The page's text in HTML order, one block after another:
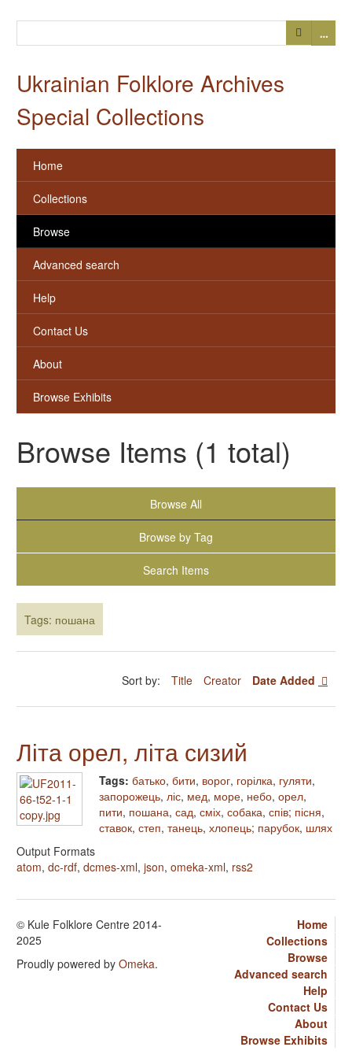
…
Ukrainian Folklore Archives
Special Collections
Home
Collections
Browse
Advanced search
Help
Contact Us
About
Browse Exhibits
Browse Items (1 total)
Browse All
Browse by Tag
Search Items
Tags: пошана
Sort by: Title Creator Date Added
Літа орел, літа сизий
Tags: батько, бити, ворог, горілка, гуляти,
запорожець, ліс, мед, море, небо, орел,
пити, пошана, сад, сміх, собака, спів; пісня,
ставок, степ, танець, хлопець; парубок, шлях
Output Formats
atom, dc-rdf, dcmes-xml, json, omeka-xml, rss2
Home
Collections
Browse
Advanced search
Help
Contact Us
About
Browse Exhibits
© Kule Folklore Centre 2014-
2025
Proudly powered by Omeka.